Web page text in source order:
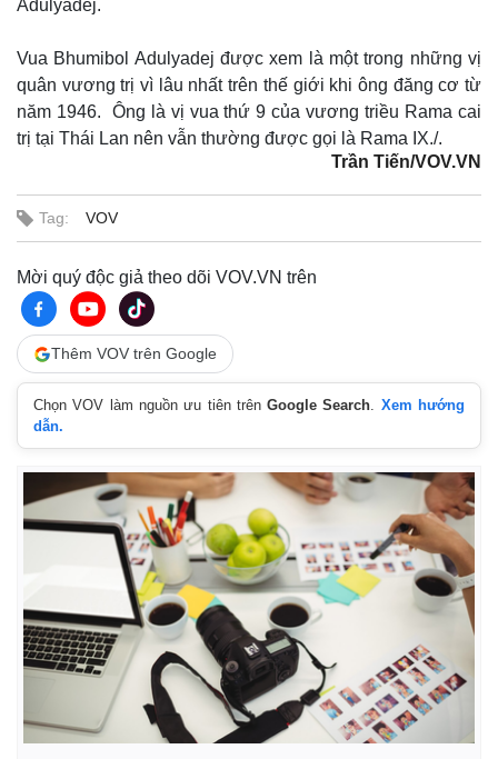
Adulyadej.
Vua Bhumibol Adulyadej được xem là một trong những vị
quân vương trị vì lâu nhất trên thế giới khi ông đăng cơ từ
năm 1946. Ông là vị vua thứ 9 của vương triều Rama cai
trị tại Thái Lan nên vẫn thường được gọi là Rama IX./.
Trần Tiến/VOV.VN
Tag: VOV
Mời quý độc giả theo dõi VOV.VN trên
Thêm VOV trên Google
Chọn VOV làm nguồn ưu tiên trênGoogle Search. Xem hướng
dẫn.